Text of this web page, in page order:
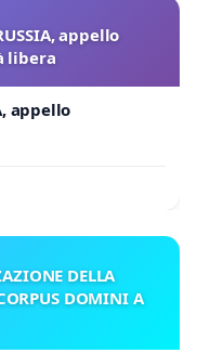
appello
libera
appello
DELLA
DOMINI A